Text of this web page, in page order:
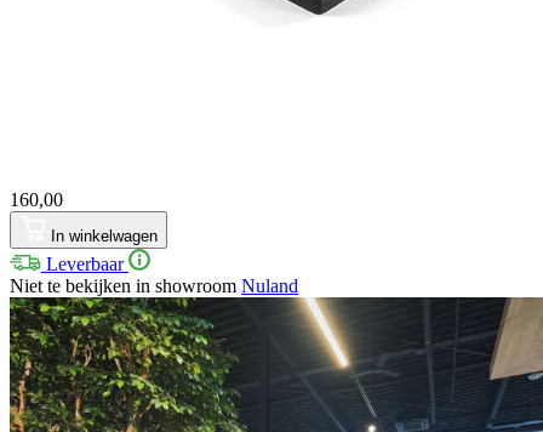
160,00
In winkelwagen
Leverbaar
Niet te bekijken in showroom Nuland